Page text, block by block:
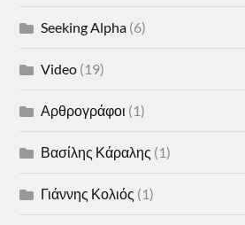
Seeking Alpha (6)
Video (19)
Αρθρογράφοι (1)
Βασίλης Κάραλης (1)
Γιάννης Κολιός (1)